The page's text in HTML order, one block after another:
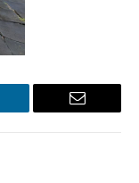
Email